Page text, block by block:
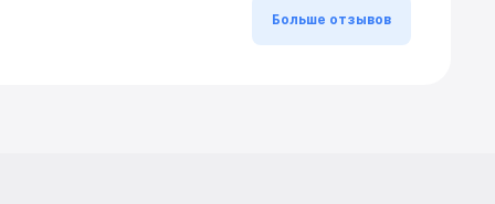
Больше отзывов